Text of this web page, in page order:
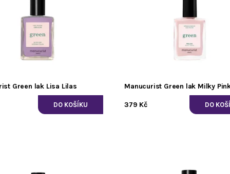
Green lak Lisa Lilas Manucurist Green lak Milky
379 Kč